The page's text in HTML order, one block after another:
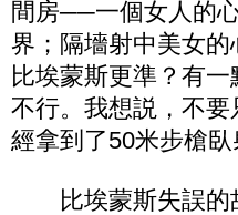
間房──一個女人的
界；隔墻射中美女
比埃蒙斯更準？有
不行。我想説，不
經拿到了50米步槍臥
比埃蒙斯失誤的